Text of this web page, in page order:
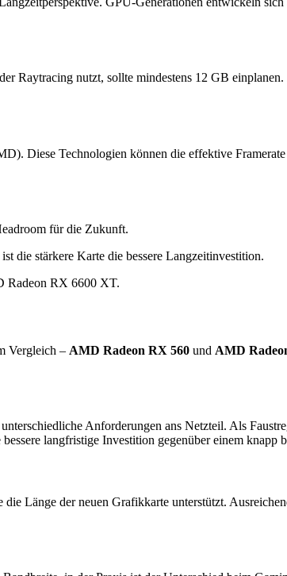
Raytracing nutzt, sollte mindestens 12 GB einplanen.
Diese Technologien können die effektive Framerate
für die Zukunft.
die stärkere Karte die bessere Langzeitinvestition.
Radeon RX 6600 XT.
Vergleich – AMD Radeon RX 560 und AMD
unterschiedliche Anforderungen ans Netzteil. Als
langfristige Investition gegenüber einem knapp
Länge der neuen Grafikkarte unterstützt.